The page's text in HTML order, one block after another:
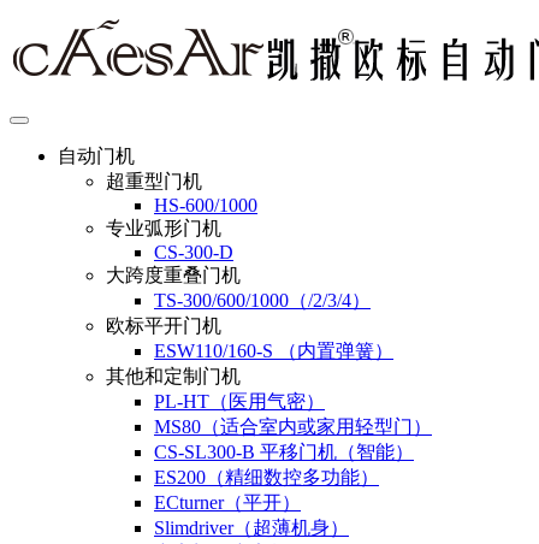
自动门机
超重型门机
HS-600/1000
专业弧形门机
CS-300-D
大跨度重叠门机
TS-300/600/1000（/2/3/4）
欧标平开门机
ESW110/160-S （内置弹簧）
其他和定制门机
PL-HT（医用气密）
MS80（适合室内或家用轻型门）
CS-SL300-B 平移门机（智能）
ES200（精细数控多功能）
ECturner（平开）
Slimdriver（超薄机身）